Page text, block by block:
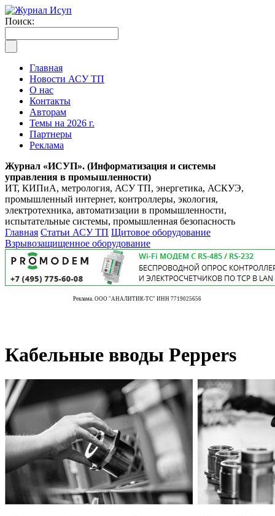
Поиск:
Главная
Новости АСУ ТП
О нас
Контакты
Авторам
Темы на 2026 г.
Партнеры
Реклама
Журнал «ИСУП». (Информатизация и системы
управления в промышленности)
ИТ, КИПиА, метрология, АСУ ТП, энергетика, АСКУЭ,
промышленный интернет, контроллеры, экология,
электротехника, автоматизации в промышленности,
испытательные системы, промышленная безопасность
Главная Статьи АСУ ТП Щитовое оборудование
Взрывозащищенное оборудование
Реклама. ООО "АНАЛИТИК-ТС" ИНН 7719025656
Кабельные вводы Peppers